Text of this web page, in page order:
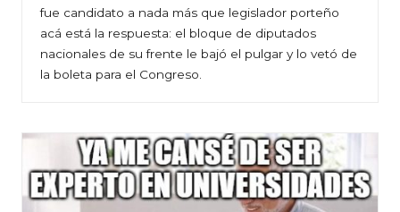
fue candidato a nada más que legislador porteño
acá está la respuesta: el bloque de diputados
nacionales de su frente le bajó el pulgar y lo vetó de
la boleta para el Congreso.